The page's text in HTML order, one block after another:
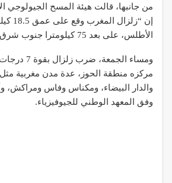
من جانبها، قالت هيئة المسح الجيولوجي
إن
الأطلس، على بعد 75 كيلومترا جنوب شرق مراكش.
ومساء
مركزه منطقة الحوز، عدة مدن مغربية مثل
والدار البيضاء، ومكناس وفاس ومراكش،
وفق المعهد الوطني للجيوفيزياء.